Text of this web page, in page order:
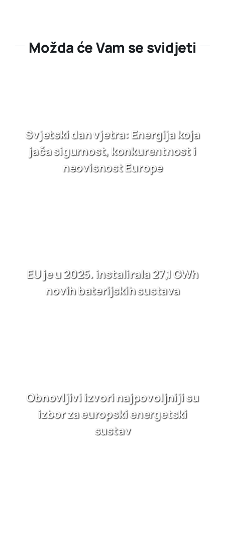
Možda će Vam se svidjeti
Svjetski dan vjetra: Energija koja
jača sigurnost, konkurentnost i
neovisnost Europe
EU je u 2025. instalirala 27,1 GWh
novih baterijskih sustava
Obnovljivi izvori najpovoljniji su
izbor za europski energetski
sustav